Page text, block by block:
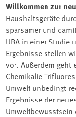
Willkommen zur
Haushaltsgeräte
sparsamer und
UBA in einer Studie
Ergebnisse stellen
vor. Außerdem geht
Chemikalie
Umwelt unbedingt
Ergebnisse der
Umweltbewusstsein